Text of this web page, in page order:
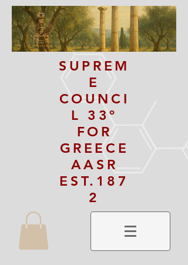
SUPREM
E
COUNCI
L 33º
FOR
GREECE
AASR
EST.187
2